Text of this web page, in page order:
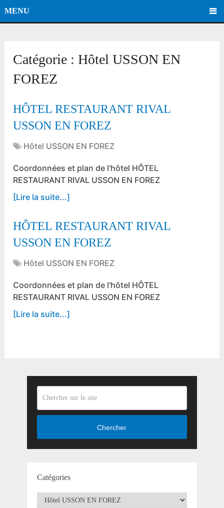
MENU
Catégorie :Hôtel USSON EN
FOREZ
HÔTEL RESTAURANT RIVAL
USSON EN FOREZ
Hôtel USSON EN FOREZ
Coordonnées et plan de l'hôtel HÔTEL
RESTAURANT RIVAL USSON EN FOREZ
[Lire la suite...]
HÔTEL RESTAURANT RIVAL
USSON EN FOREZ
Hôtel USSON EN FOREZ
Coordonnées et plan de l'hôtel HÔTEL
RESTAURANT RIVAL USSON EN FOREZ
[Lire la suite...]
Chercher
Catégories
Catégories